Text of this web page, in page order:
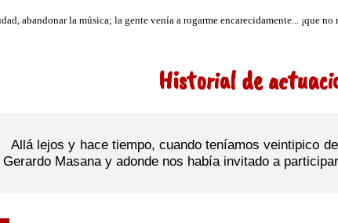
Historial de
Allá lejos y hace tiempo, cuando teníamos veintipico
Gerardo Masana y adonde nos había invitado a